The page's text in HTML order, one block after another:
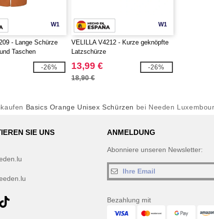
W1
- Lange Schürze
Taschen
-26%
W1
VELILLA V4212 - Kurze geknöpfte
Latzschürze
13,99 €
18,90 €
-26%
Basics Orange Unisex Schürzen bei Needen
SIE UNS ANMELDUNG
Abonniere unseren Newsletter:
Bezahlung mit